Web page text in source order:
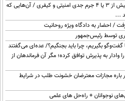
گفته‌های یک روحانی تندرو و ردپای بیش از ۳ یا ۴ جرم جدی امنیتی و کیفری / آن‌هایی که
/ احضار به دادگاه ویژه روحانیت
توسط رئیس‌جمهور
بگیریم، چرا باید بجنگیم؟/ عده‌ای می‌گفتند
وادار به پذیرش توافق کرده؛ مگر آن فرماندهان از
باره مجازات معترضان خشونت طلب در شرایط